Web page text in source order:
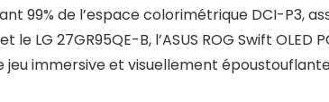
99% de l’espace colorimétrique DCI-P3,
27GR95QE-B, l’ASUS ROG Swift OLED
immersive et visuellement